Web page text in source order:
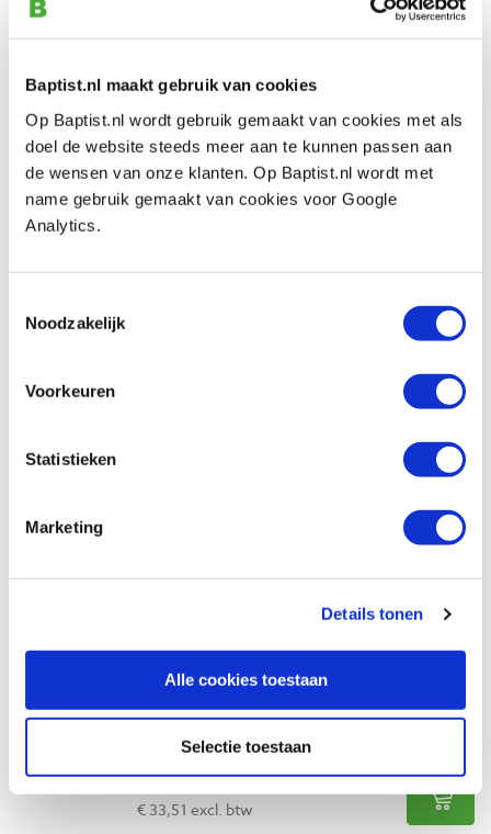
Baptist.nl maakt gebruik van cookies
Op Baptist.nl wordt gebruik gemaakt van cookies met als
doel de website steeds meer aan te kunnen passen aan
de wensen van onze klanten. Op Baptist.nl wordt met
name gebruik gemaakt van cookies voor Google
Analytics.
Noodzakelijk
Voorkeuren
Statistieken
Marketing
Details tonen
Alle cookies toestaan
Selectie toestaan
Bekijk ook
Diamantstenen 80 x 50 mm grof, fijn en
Hm 47-6 groeffrees Ø 8 x 25 mm
(schacht 6 mm)
Artikelnummer: 1071545
€ 40,55 incl. btw
€ 33,51 excl. btw